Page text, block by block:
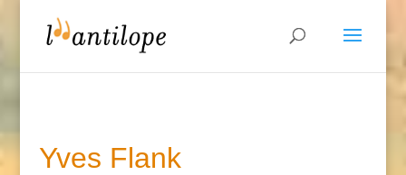
Yves Flank